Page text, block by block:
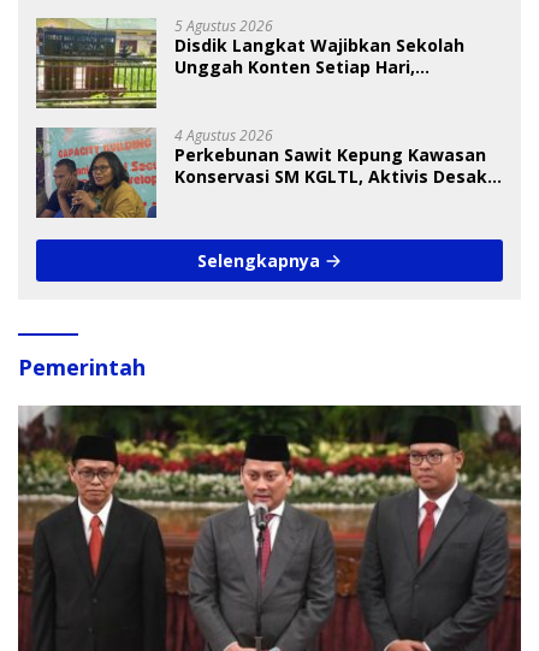
5 Agustus 2026
Disdik Langkat Wajibkan Sekolah
Unggah Konten Setiap Hari,
4 Agustus 2026
Perkebunan Sawit Kepung Kawasan
Konservasi SM KGLTL, Aktivis Desak
Selengkapnya
Pemerintah